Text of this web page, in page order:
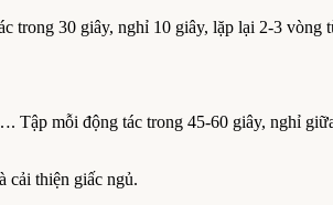
trong 30 giây, nghỉ 10 giây, lặp lại 2-3 vòng
Tập mỗi động tác trong 45-60 giây, nghỉ
cải thiện giấc ngủ.